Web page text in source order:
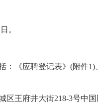
日 。
： 《应聘登记表》 (附件1)
区王府井大街218-3号中